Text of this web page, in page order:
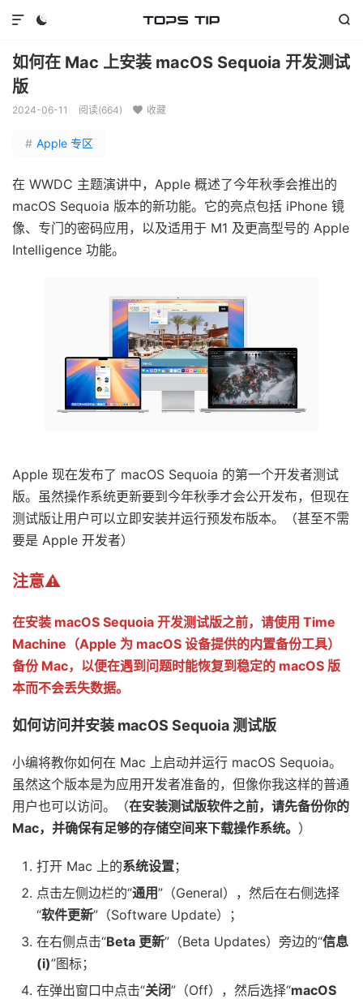
 

如何在 Mac 上安装 macOS Sequoia 开发测试
版
2024-06-11 阅读(664)  收藏
# Apple 专区
在 WWDC 主题演讲中，Apple 概述了今年秋季会推出的
macOS Sequoia 版本的新功能。它的亮点包括 iPhone 镜
像、专门的密码应用，以及适用于 M1 及更高型号的 Apple
Intelligence 功能。
Apple 现在发布了 macOS Sequoia 的第一个开发者测试
版。虽然操作系统更新要到今年秋季才会公开发布，但现在
测试版让用户可以立即安装并运行预发布版本。（甚至不需
要是 Apple 开发者）
注意⚠️
在安装 macOS Sequoia 开发测试版之前，请使用 Time
Machine（Apple 为 macOS 设备提供的内置备份工具）
备份 Mac，以便在遇到问题时能恢复到稳定的 macOS 版
本而不会丢失数据。
如何访问并安装 macOS Sequoia 测试版
小编将教你如何在 Mac 上启动并运行 macOS Sequoia。
虽然这个版本是为应用开发者准备的，但像你我这样的普通
用户也可以访问。（在安装测试版软件之前，请先备份你的
Mac，并确保有足够的存储空间来下载操作系统。 ）
打开 Mac 上的系统设置；
点击左侧边栏的“通用”（General），然后在右侧选择
“软件更新”（Software Update）；
在右侧点击“Beta 更新”（Beta Updates）旁边的“信息
(i)”图标；
在弹出窗口中点击“关闭”（Off），然后选择“macOS